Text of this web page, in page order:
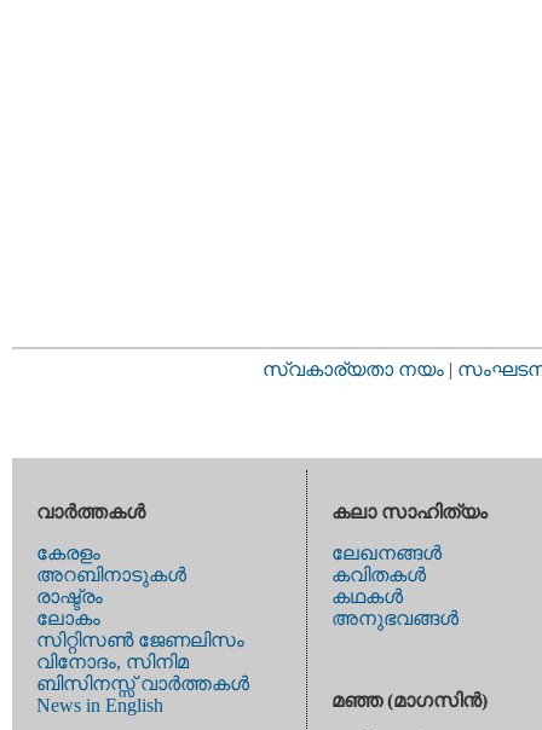
സ്വകാര്യതാ നയം |
വാര്‍ത്തകള്‍
കേരളം
അറബിനാടുകള്‍
രാഷ്ട്രം
ലോകം
സിറ്റിസണ്‍ ജേണലിസം
വിനോദം, സിനിമ
ബിസിനസ്സ് വാര്‍ത്തകള്‍
News in English
കലാ സാഹിത്യം
ലേഖനങ്ങള്‍
കവിതകള്‍
കഥകള്‍
അനുഭവങ്ങള്‍
മഞ്ഞ (മാഗസിന്‍)